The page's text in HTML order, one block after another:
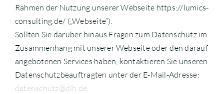
Rahmen der Nutzung unserer Webseite https://lumics-
consulting.de/ („Webseite“).
Sollten Sie darüber hinaus Fragen zum Datenschutz im
Zusammenhang mit unserer Webseite oder den darauf
angebotenen Services haben, kontaktieren Sie unseren
Datenschutzbeauftragten unter der E-Mail-Adresse:
datenschutz@dlh.de